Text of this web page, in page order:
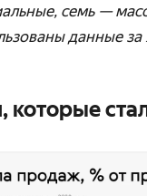
семь —
данные
которые